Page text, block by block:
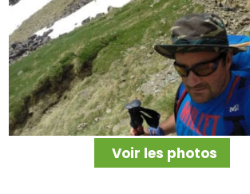
Voir les photos